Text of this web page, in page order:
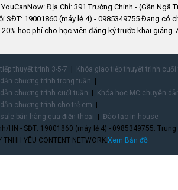
Địa Chỉ: 391 Trường Chinh - (Gần Ngã
SĐT: 19001860 (máy lẻ 4) - 0985349755 Đang có
học phí cho học viên đăng ký trước khai giảng
thuyết trình 3-5-7
Khóa giao tiếp thuyết trình
chương trình trong tuần
chương trình cuối tuần
Khóa học MC chuyên
chương trình cho trẻ em
bán hàng qua điện thoại
Đào tạo In-house
HN - SĐT: 19001860 (máy lẻ 4) - 0985349755.
YÊU CONTENT NETWORK.Xem Bản đồ